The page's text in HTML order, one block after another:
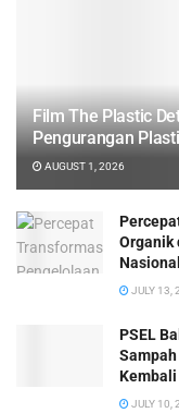
Film The Plastic
Pengurangan
AUGUST 1, 2026
Organik
Nasional
JULY 13,
PSEL
Kembali
JULY 10,